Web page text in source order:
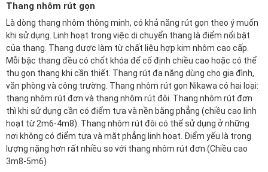
Thang nhôm rút gọn
Là dòng thang nhôm thông minh, có khả năng rút gọn theo ý muốn
khi sử dụng. Linh hoạt trong việc di chuyển thang là điểm nổi bật
của thang. Thang được làm từ chất liệu hợp kim nhôm cao cấp.
Mỗi bậc thang đều có chốt khóa để cố định chiều cao hoặc có thể
thu gọn thang khi cần thiết. Thang rút đa năng dùng cho gia đình,
văn phòng và công trường. Thang nhôm rút gọn Nikawa có hai loại:
thang nhôm rút đơn và thang nhôm rút đôi. Thang nhôm rút đơn
thì khi sử dụng cần có điểm tựa và nền bằng phẳng (chiều cao linh
hoạt từ 2m6-4m8). Thang nhôm rút đôi có thể sử dụng ở những
nơi không có điểm tựa và mặt phẳng linh hoạt. Điểm yếu là trọng
lượng nặng hơn rất nhiều so với thang nhôm rút đơn (Chiều cao
3m8-5m6)